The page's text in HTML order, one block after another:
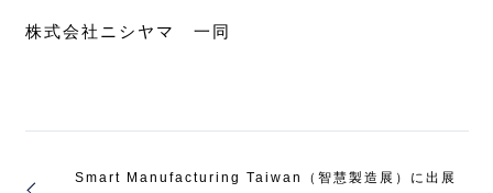
株式会社ニシヤマ 一同
Smart Manufacturing Taiwan（智慧製造展）に出展